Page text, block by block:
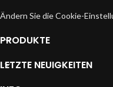
Ändern Sie die Cookie-
PRODUKTE
LETZTE NEUIGKEITEN